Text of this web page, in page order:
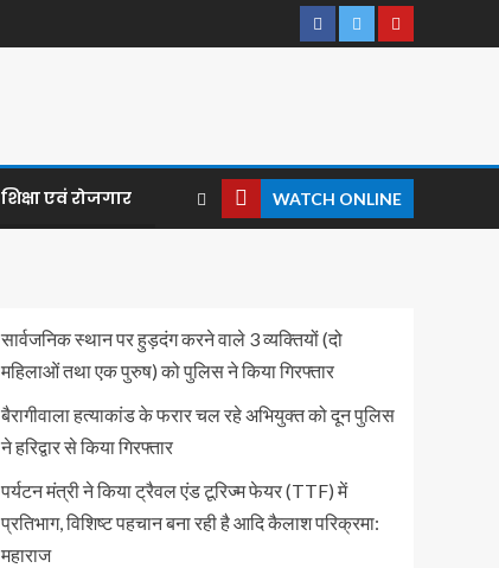
शिक्षा एवं रोजगार WATCH ONLINE
सार्वजनिक स्थान पर हुड़दंग करने वाले 3 व्यक्तियों (दो
महिलाओं तथा एक पुरुष) को पुलिस ने किया गिरफ्तार
बैरागीवाला हत्याकांड के फरार चल रहे अभियुक्त को दून पुलिस
ने हरिद्वार से किया गिरफ्तार
पर्यटन मंत्री ने किया ट्रैवल एंड टूरिज्म फेयर (TTF) में
प्रतिभाग, विशिष्ट पहचान बना रही है आदि कैलाश परिक्रमा:
महाराज